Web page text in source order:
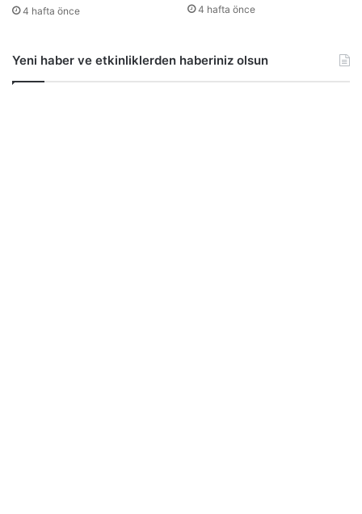
4 hafta önce 4 hafta önce
Yeni haber ve etkinliklerden haberiniz olsun